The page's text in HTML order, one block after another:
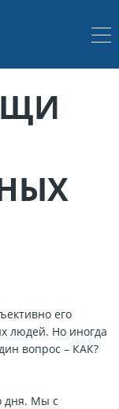
его
людей. Но иногда
вопрос – КАК?
дня. Мы с